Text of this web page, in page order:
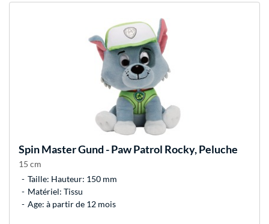
Spin MasterGund - Paw Patrol Rocky, Peluche
15 cm
Taille: Hauteur: 150 mm
Matériel: Tissu
Age: à partir de 12 mois